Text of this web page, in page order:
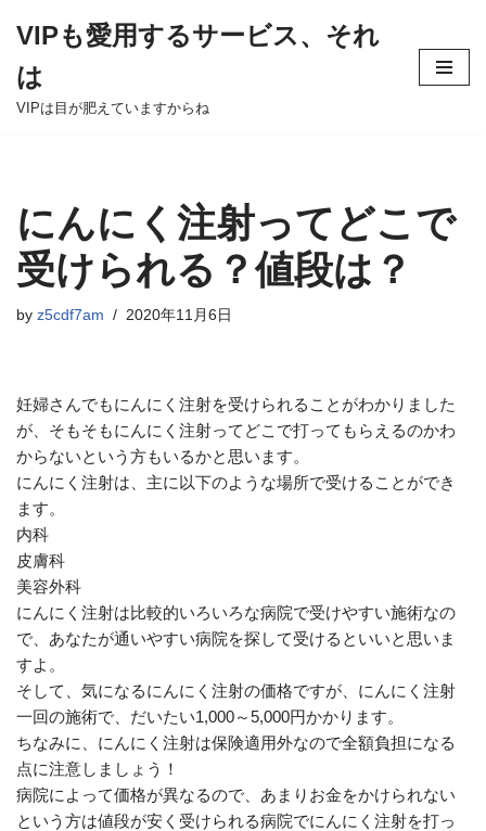
to
content
VIPも愛用するサービス、それ
は
VIPは目が肥えていますからね
にんにく注射ってどこで
受けられる？値段は？
by z5cdf7am 2020年11月6日
妊婦さんでもにんにく注射を受けられることがわかりました
が、そもそもにんにく注射ってどこで打ってもらえるのかわ
からないという方もいるかと思います。
にんにく注射は、主に以下のような場所で受けることができ
ます。
内科
皮膚科
美容外科
にんにく注射は比較的いろいろな病院で受けやすい施術なの
で、あなたが通いやすい病院を探して受けるといいと思いま
すよ。
そして、気になるにんにく注射の価格ですが、にんにく注射
一回の施術で、だいたい1,000～5,000円かかります。
ちなみに、にんにく注射は保険適用外なので全額負担になる
点に注意しましょう！
病院によって価格が異なるので、あまりお金をかけられない
という方は値段が安く受けられる病院でにんにく注射を打っ